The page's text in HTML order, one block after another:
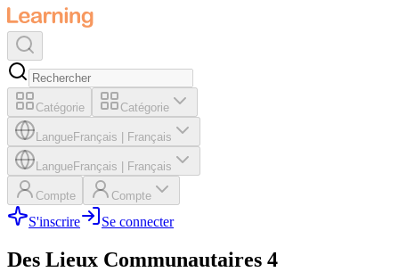
Catégorie Catégorie
LangueFrançais Français
LangueFrançais Français
Compte Compte
S'inscrire Se connecter
Des Lieux Communautaires 4